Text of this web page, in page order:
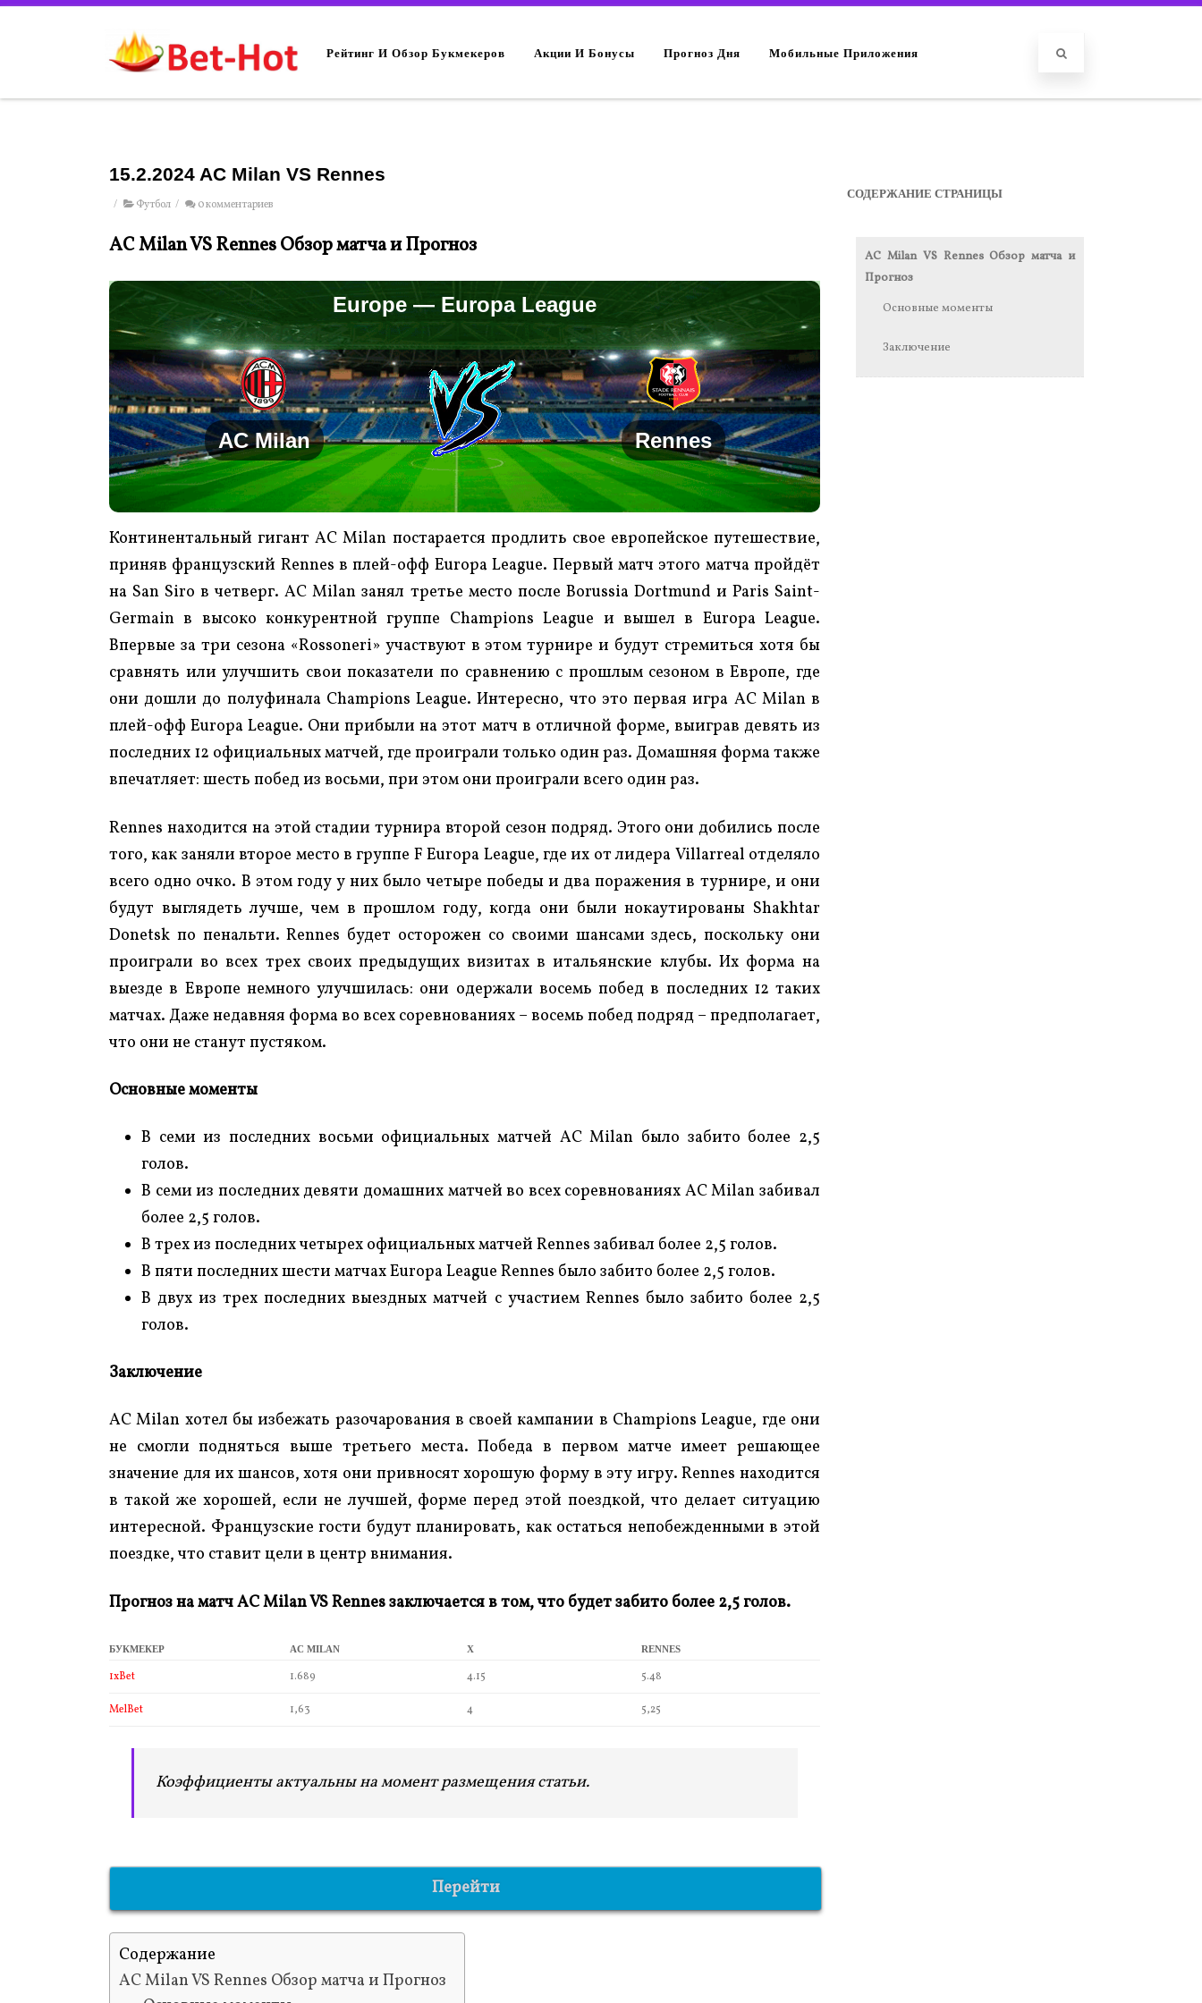
Рейтинг И Обзор Букмекеров Акции И Бонусы Прогноз Дня Мобильные Приложения
15.2.2024 AC Milan VS Rennes
/ Футбол / 0 комментариев
AC Milan VS Rennes Обзор матча и Прогноз
Europe — Europa League
AC Milan Rennes
Континентальный гигант AC Milan постарается продлить свое европейское путешествие,
приняв французский Rennes в плей-офф Europa League. Первый матч этого матча пройдёт
на San Siro в четверг. AC Milan занял третье место после Borussia Dortmund и Paris Saint-
Germain в высоко конкурентной группе Champions League и вышел в Europa League.
Впервые за три сезона «Rossoneri» участвуют в этом турнире и будут стремиться хотя бы
сравнять или улучшить свои показатели по сравнению с прошлым сезоном в Европе, где
они дошли до полуфинала Champions League. Интересно, что это первая игра AC Milan в
плей-офф Europa League. Они прибыли на этот матч в отличной форме, выиграв девять из
последних 12 официальных матчей, где проиграли только один раз. Домашняя форма также
впечатляет: шесть побед из восьми, при этом они проиграли всего один раз.
Rennes находится на этой стадии турнира второй сезон подряд. Этого они добились после
того, как заняли второе место в группе F Europa League, где их от лидера Villarreal отделяло
всего одно очко. В этом году у них было четыре победы и два поражения в турнире, и они
будут выглядеть лучше, чем в прошлом году, когда они были нокаутированы Shakhtar
Donetsk по пенальти. Rennes будет осторожен со своими шансами здесь, поскольку они
проиграли во всех трех своих предыдущих визитах в итальянские клубы. Их форма на
выезде в Европе немного улучшилась: они одержали восемь побед в последних 12 таких
матчах. Даже недавняя форма во всех соревнованиях – восемь побед подряд – предполагает,
что они не станут пустяком.
Основные моменты
В семи из последних восьми официальных матчей AC Milan было забито более 2,5
голов.
В семи из последних девяти домашних матчей во всех соревнованиях AC Milan забивал
более 2,5 голов.
В трех из последних четырех официальных матчей Rennes забивал более 2,5 голов.
В пяти последних шести матчах Europa League Rennes было забито более 2,5 голов.
В двух из трех последних выездных матчей с участием Rennes было забито более 2,5
голов.
Заключение
AC Milan хотел бы избежать разочарования в своей кампании в Champions League, где они
не смогли подняться выше третьего места. Победа в первом матче имеет решающее
значение для их шансов, хотя они привносят хорошую форму в эту игру. Rennes находится
в такой же хорошей, если не лучшей, форме перед этой поездкой, что делает ситуацию
интересной. Французские гости будут планировать, как остаться непобежденными в этой
поездке, что ставит цели в центр внимания.
Прогноз на матч AC MilanVS Rennes заключается в том, что будет забито более 2,5 голов.
БУКМЕКЕР AC MILAN X RENNES
1xBet 1.689 4.15 5.48
MelBet 1,63 4 5,25
Коэффициенты актуальны на момент размещения статьи.
Перейти
Содержание
AC Milan VS Rennes Обзор матча и Прогноз
СОДЕРЖАНИЕ СТРАНИЦЫ
AC Milan VS Rennes Обзор матча и
Прогноз
Основные моменты
Заключение